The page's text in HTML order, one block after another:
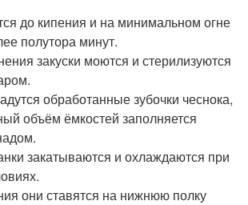
до кипения и на минимальном огне
полутора минут.
закуски моются и стерилизуются
обработанные зубочки чеснока,
объём ёмкостей заполняется
закатываются и охлаждаются при
они ставятся на нижнюю полку